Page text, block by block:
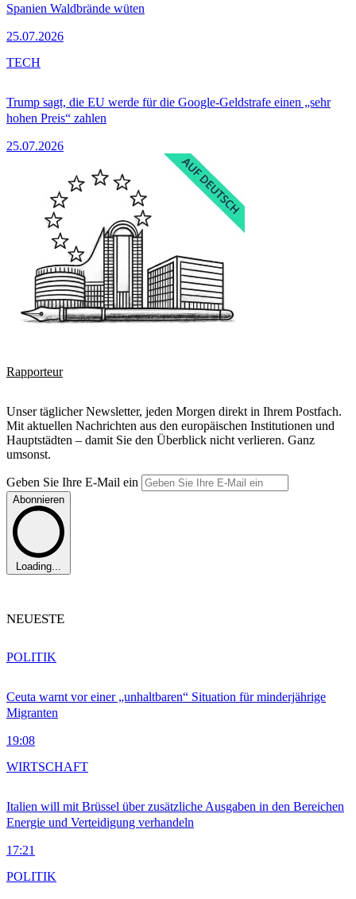
Spanien Waldbrände wüten
25.07.2026
Trump sagt, die EU werde für die Google-Geldstrafe einen „sehr
hohen Preis“ zahlen
25.07.2026
TECH
Rapporteur
Unser täglicher Newsletter, jeden Morgen direkt in Ihrem Postfach.
Mit aktuellen Nachrichten aus den europäischen Institutionen und
Hauptstädten – damit Sie den Überblick nicht verlieren. Ganz
umsonst.
Geben Sie Ihre E-Mail ein
Abonnieren
Loading...
NEUESTE
Ceuta warnt vor einer „unhaltbaren“ Situation für minderjährige
Migranten
19:08
POLITIK
Italien will mit Brüssel über zusätzliche Ausgaben in den Bereichen
Energie und Verteidigung verhandeln
17:21
WIRTSCHAFT
POLITIK